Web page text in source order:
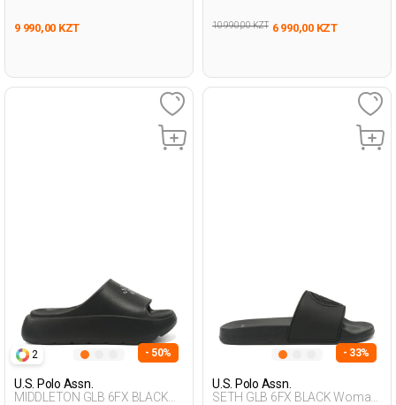
9 990,00 KZT 10 990,00 KZT 6 990,00 KZT
2 - 50%
U.S. Polo Assn.
MIDDLETON GLB 6FX BLACK
- 33%
U.S. Polo Assn.
SETH GLB 6FX BLACK Woman